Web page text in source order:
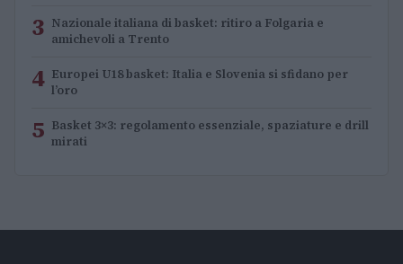
3 Nazionale italiana di basket: ritiro a Folgaria e
amichevoli a Trento
4 Europei U18 basket: Italia e Slovenia si sfidano per
l’oro
5 Basket 3×3: regolamento essenziale, spaziature e drill
mirati